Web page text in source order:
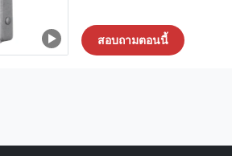
สอบถามตอนนี้